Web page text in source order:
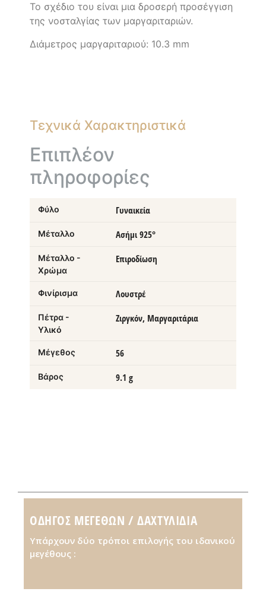
Το σχέδιο του είναι μια δροσερή προσέγγιση
της νοσταλγίας των μαργαριταριών.
Διάμετρος μαργαριταριού: 10.3 mm
Τεχνικά Χαρακτηριστικά
Επιπλέον
πληροφορίες
Φύλο Γυναικεία
Μέταλλο Ασήμι 925°
Μέταλλο -
Χρώμα
Επιροδίωση
Φινίρισμα Λουστρέ
Πέτρα -
Υλικό
Ζιργκόν, Μαργαριτάρια
Μέγεθος 56
Βάρος 9.1 g
ΟΔΗΓΌΣ ΜΕΓΕΘΏΝ / ΔΑΧΤΥΛΊΔΙΑ
Υπάρχουν δύο τρόποι επιλογής του ιδανικού
μεγέθους :